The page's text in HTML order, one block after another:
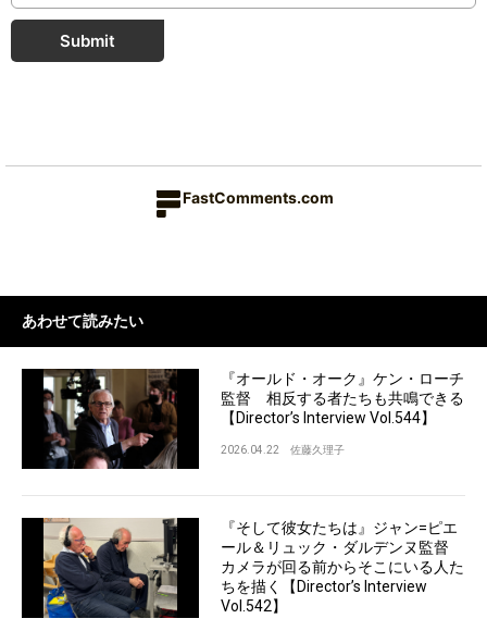
Submit
FastComments.com
あわせて読みたい
『オールド・オーク』ケン・ローチ
監督 相反する者たちも共鳴できる
【Director’s Interview Vol.544】
2026.04.22 佐藤久理子
『そして彼女たちは』ジャン=ピエ
ール＆リュック・ダルデンヌ監督
カメラが回る前からそこにいる人た
ちを描く【Director’s Interview
Vol.542】